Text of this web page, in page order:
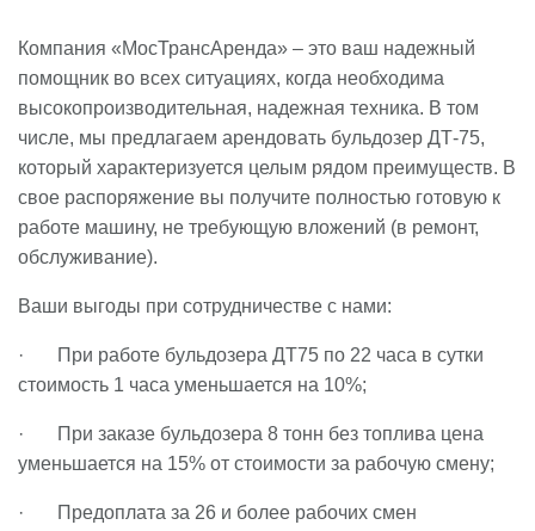
Компания «МосТрансАренда» – это ваш надежный
помощник во всех ситуациях, когда необходима
высокопроизводительная, надежная техника. В том
числе, мы предлагаем арендовать бульдозер ДТ-75,
который характеризуется целым рядом преимуществ. В
свое распоряжение вы получите полностью готовую к
работе машину, не требующую вложений (в ремонт,
обслуживание).
Ваши выгоды при сотрудничестве с нами:
· При работе бульдозера ДТ75 по 22 часа в сутки
стоимость 1 часа уменьшается на 10%;
· При заказе бульдозера 8 тонн без топлива цена
уменьшается на 15% от стоимости за рабочую смену;
· Предоплата за 26 и более рабочих смен